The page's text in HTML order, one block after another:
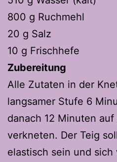
800 g Ruchmehl
20 g Salz
10 g Frischhefe
Zubereitung
Alle Zutaten in der
langsamer Stufe 6
danach 12 Minuten
verkneten. Der Teig
elastisch sein und sich